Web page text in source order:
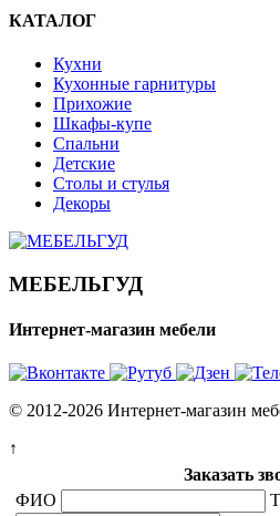
КАТАЛОГ
Кухни
Кухонные гарнитуры
Прихожие
Шкафы-купе
Спальни
Детские
Столы и стулья
Декоры
МЕБЕЛЬГУД
Интернет-магазин мебели
© 2012-2026 Интернет-магазин
↑
Заказать
ФИО